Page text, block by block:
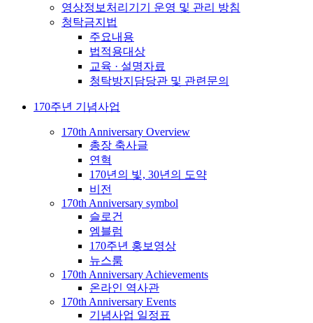
영상정보처리기기 운영 및 관리 방침
청탁금지법
주요내용
법적용대상
교육 · 설명자료
청탁방지담당관 및 관련문의
170주년 기념사업
170th Anniversary Overview
총장 축사글
연혁
170년의 빛, 30년의 도약
비전
170th Anniversary symbol
슬로건
엠블럼
170주년 홍보영상
뉴스룸
170th Anniversary Achievements
온라인 역사관
170th Anniversary Events
기념사업 일정표